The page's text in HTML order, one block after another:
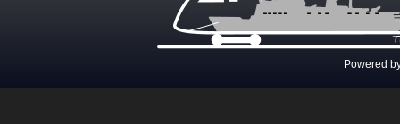
Powered